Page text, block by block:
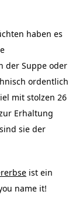
haben es
der Suppe oder
ordentlich
mit stolzen 26
Erhaltung
sie der
ist ein
name it!